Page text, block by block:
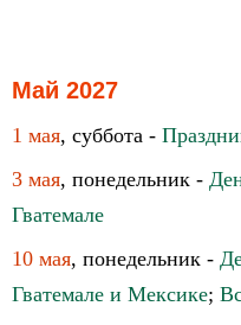
Май 2027
1 мая, суббота -
3 мая, понедельник -
Гватемале
10 мая, понедельник -
Гватемале и Мексике;